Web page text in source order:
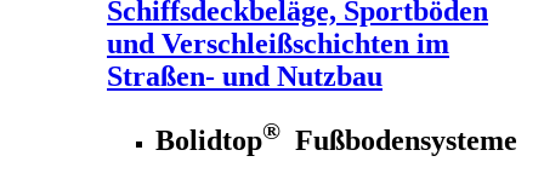
Schiffsdeckbeläge, Sportböden
und Verschleißschichten im
Straßen- und Nutzbau
Bolidtop® Fußbodensysteme